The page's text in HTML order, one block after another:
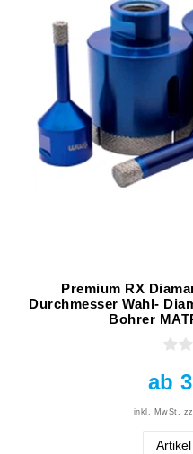
Premium RX
Durchmesser Wahl-
Bohrer
ab
inkl. MwSt.